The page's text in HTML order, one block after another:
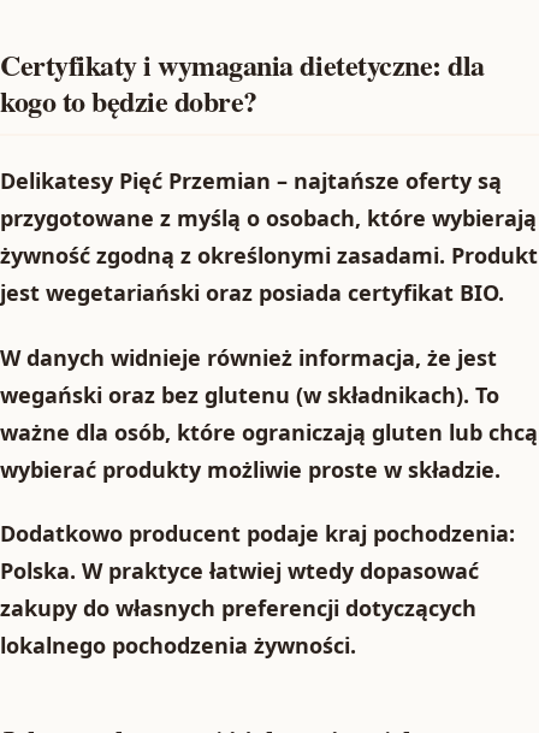
Certyfikaty i wymagania dietetyczne: dla
kogo to będzie dobre?
Delikatesy Pięć Przemian – najtańsze oferty są
przygotowane z myślą o osobach, które wybierają
żywność zgodną z określonymi zasadami. Produkt
jest wegetariański oraz posiada certyfikat BIO.
W danych widnieje również informacja, że jest
wegański oraz bez glutenu (w składnikach). To
ważne dla osób, które ograniczają gluten lub chcą
wybierać produkty możliwie proste w składzie.
Dodatkowo producent podaje kraj pochodzenia:
Polska. W praktyce łatwiej wtedy dopasować
zakupy do własnych preferencji dotyczących
lokalnego pochodzenia żywności.